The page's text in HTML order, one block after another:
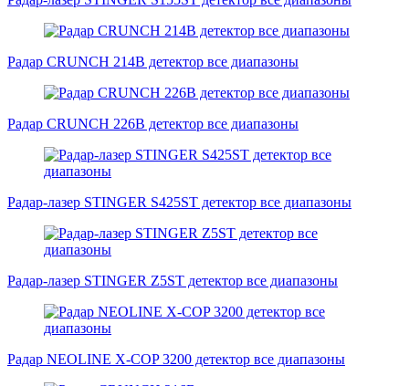
Радар CRUNCH 214B детектор все диапазоны
Радар CRUNCH 226B детектор все диапазоны
Радар-лазер STINGER S425ST детектор все диапазоны
Радар-лазер STINGER Z5ST детектор все диапазоны
Радар NEOLINE X-COP 3200 детектор все диапазоны